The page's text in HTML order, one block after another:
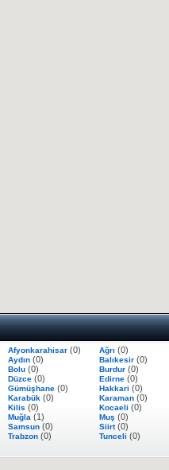
Afyonkarahisar (0) Ağrı (0)
Aydın (0) Balıkesir (0)
Bolu (0) Burdur (0)
Düzce (0) Edirne (0)
Gümüşhane (0) Hakkari (0)
Karabük (0) Karaman (0)
Kilis (0) Kocaeli (0)
Muğla (1) Muş (0)
Samsun (0) Siirt(0)
Trabzon (0) Tunceli (0)